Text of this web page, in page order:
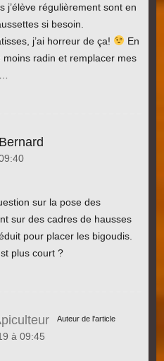
j’élève régulièrement sont en
si besoin.
j’ai horreur de ça!
En
moins radin et remplacer mes
sur la pose des
sur des cadres de hausses
pour placer les bigoudis.
plus court ?
Auteur de l'article
à 09:45